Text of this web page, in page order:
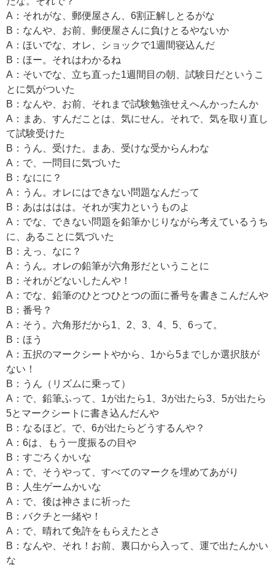
A：それがな、郵便屋さん、6割正解しとるがな
B：なんや、お前、郵便屋さんに負けとるやないか
A：ほいでな、オレ、ショックで1週間寝込んだ
B：ほー。それはわかるね
A：そいでな、立ち直った1週間目の朝、試験日だというこ
とに気がついた
B：なんや、お前、それまで試験勉強せえへんかったんか
A：まあ、すんだことは、気にせん。それで、気を取り直し
て試験受けた
B：うん、受けた。まあ、受けな受からんわな
A：で、一問目に気づいた
B：なにに？
A：うん。オレにはできない問題なんだって
B：あはははは。それが実力というものよ
A：でな、できない問題を鉛筆かじりながら考えているうち
に、あることに気づいた
B：えっ、なに？
A：うん。オレの鉛筆が六角形だということに
B：それがどないしたんや！
A：でな、鉛筆のひとつひとつの面に番号を書きこんだんや
B：番号？
A：そう。六角形だから1、2、3、4、5、6って。
B：ほう
A：五択のマークシートやから、1から5までしか選択肢が
ない！
B：うん（リズムに乗って）
A：で、鉛筆ふって、1が出たら1、3が出たら3、5が出たら
5とマークシートに書き込んだんや
B：なるほど。で、6が出たらどうするんや？
A：6は、もう一度振るの目や
B：すごろくかいな
A：で、そうやって、すべてのマークを埋めてあがり
B：人生ゲームかいな
A：で、後は神さまに祈った
B：バクチと一緒や！
A：で、晴れて免許をもらえたとさ
B：なんや、それ！お前、裏口から入って、運で出たんかい
な